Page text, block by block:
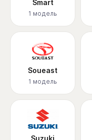
Smart
1 модель
Soueast
1 модель
Suzuki